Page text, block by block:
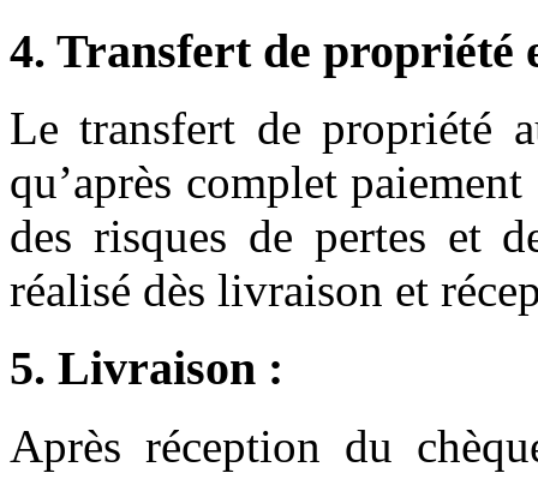
4. Transfert de propriété
Le transfert de propriété
qu’après complet
des risques de pertes et
réalisé dès livraison et
5. Livraison :
Après réception du